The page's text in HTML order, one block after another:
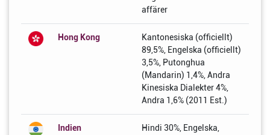
affärer
Hong Kong
Kantonesiska (officiellt)
89,5%, Engelska (officiellt)
3,5%, Putonghua
(Mandarin) 1,4%, Andra
Kinesiska Dialekter 4%,
Andra 1,6% (2011 Est.)
Indien
Hindi 30%, Engelska,